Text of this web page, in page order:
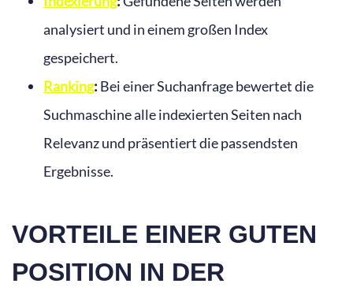
analysiert und in einem großen Index
gespeichert.
Ranking: Bei einer Suchanfrage bewertet die
Suchmaschine alle indexierten Seiten nach
Relevanz und präsentiert die passendsten
Ergebnisse.
VORTEILE EINER GUTEN
POSITION IN DER